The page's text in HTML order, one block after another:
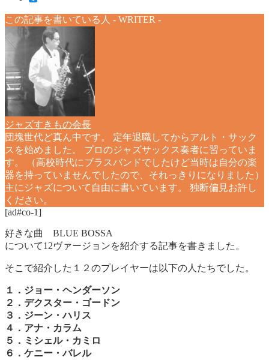
この記事を書いている人 - WRITER -
ジャズすきもの会長
団塊世代ど真ん中です。 定年退職してからアルト・サック
スを始めました。 プロのジャズサックス奏者に習っていま
す。 （高校時代にブラスバンドでしたけど当時は自分の楽
器を持っていませんでしたので、それっきりになりました）
主にジャズについて自由に書いています。 独断偏見お許し
ください。
[ad#co-1]
好きな曲 BLUE BOSSA
について12ヴァージョンを紹介する記事を書きました。
そこで紹介した１２のプレイヤーは以下の人たちでした。
１．ジョー・ヘンダーソン
２．デクスター・ゴードン
３．ジーン・ハリス
４．アナ・カラム
５．ミシェル・カミロ
６．ケニー・バレル